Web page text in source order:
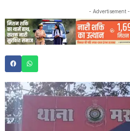
- Advertisement -